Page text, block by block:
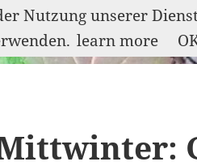
Nutzung unserer
learn more